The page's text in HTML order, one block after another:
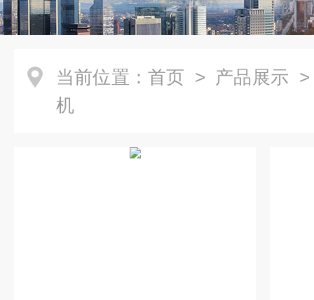
当前位置： 首页 > 产品展示
机